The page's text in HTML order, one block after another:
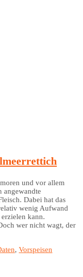
und vor allem
angewandte
Dabei hat das
wenig Aufwand
kann.
wer nicht wagt, der
, Vorspeisen